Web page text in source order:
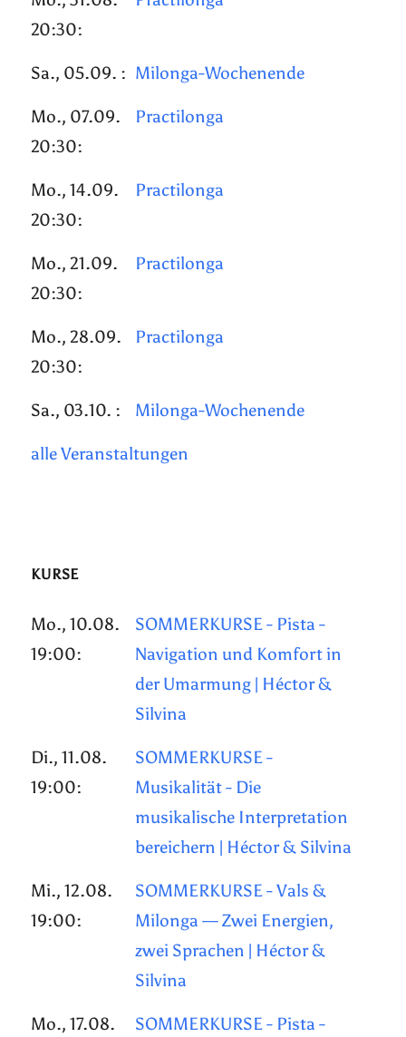
20:30:
Sa., 05.09. : Milonga-Wochenende
Mo., 07.09.
20:30:
Practilonga
Mo., 14.09.
20:30:
Practilonga
Mo., 21.09.
20:30:
Practilonga
Mo., 28.09.
20:30:
Practilonga
Sa., 03.10. : Milonga-Wochenende
alle Veranstaltungen
KURSE
Mo., 10.08.
19:00:
SOMMERKURSE - Pista -
Navigation und Komfort in
der Umarmung | Héctor &
Silvina
Di., 11.08.
19:00:
SOMMERKURSE -
Musikalität - Die
musikalische Interpretation
bereichern | Héctor & Silvina
Mi., 12.08.
19:00:
SOMMERKURSE - Vals &
Milonga — Zwei Energien,
zwei Sprachen | Héctor &
Silvina
Mo., 17.08.
SOMMERKURSE - Pista -